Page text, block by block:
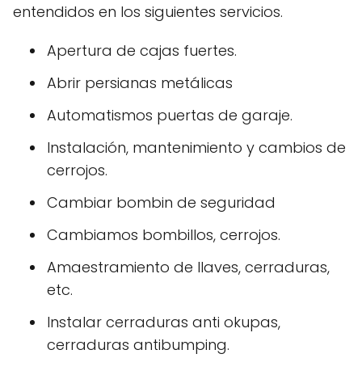
entendidos en los siguientes servicios.
Apertura de cajas fuertes.
Abrir persianas metálicas
Automatismos puertas de garaje.
Instalación, mantenimiento y cambios de
cerrojos.
Cambiar bombin de seguridad
Cambiamos bombillos, cerrojos.
Amaestramiento de llaves, cerraduras,
etc.
Instalar cerraduras anti okupas,
cerraduras antibumping.